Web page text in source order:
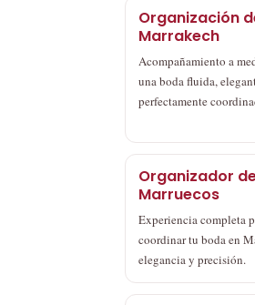
Organización
Marrakech
Acompañamiento a
una boda fluida,
perfectamente
Organizador
Marruecos
Experiencia completa
coordinar tu boda en
elegancia y precisión.